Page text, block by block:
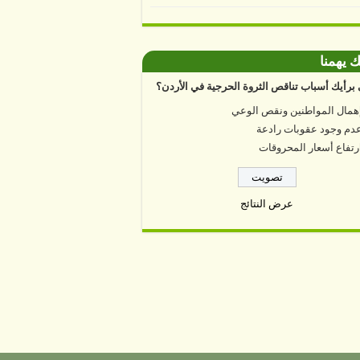
يهمنا
أسباب تناقص الثروة الحرجية في الأردن؟
المواطنين ونقص الوعي
وجود عقوبات رادعة
أسعار المحروقات
عرض النتائج